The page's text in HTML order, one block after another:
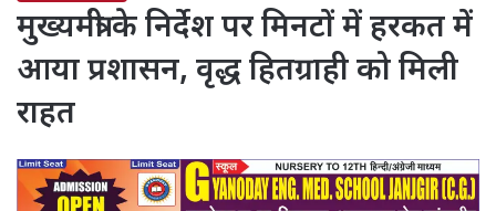
मुख्यमंत्री के निर्देश पर मिनटों में हरकत में
आया प्रशासन, वृद्ध हितग्राही को मिली
राहत